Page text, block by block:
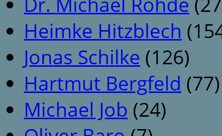
Heimke Hitzblech
Jonas Schilke (126)
Hartmut Bergfeld (77)
Michael Job (24)